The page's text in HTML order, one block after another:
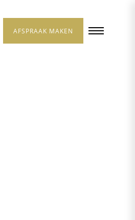
AFSPRAAK MAKEN